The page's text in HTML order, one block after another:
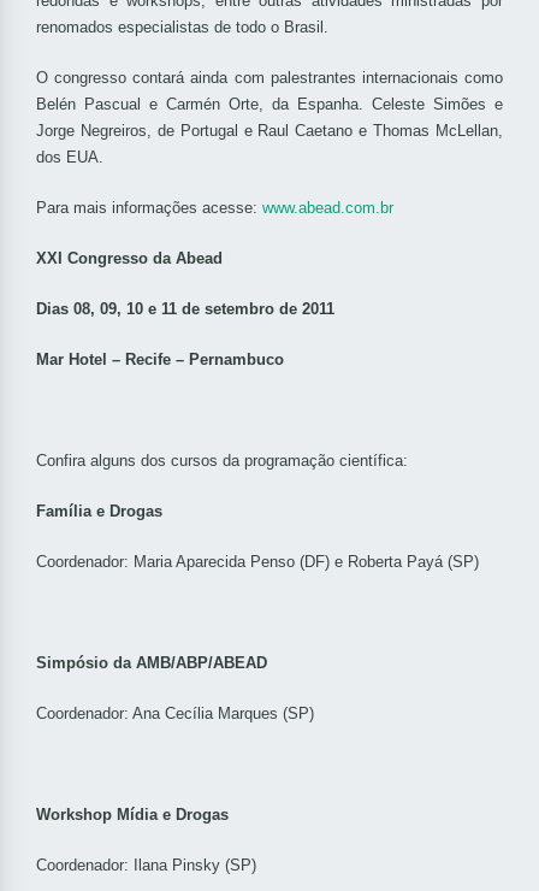
renomados especialistas de todo o Brasil.
O congresso contará ainda com palestrantes internacionais como
Belén Pascual e Carmén Orte, da Espanha. Celeste Simões e
Jorge Negreiros, de Portugal e Raul Caetano e Thomas McLellan,
dos EUA.
Para mais informações acesse: www.abead.com.br
XXI Congresso da Abead
Dias 08, 09, 10 e 11 de setembro de 2011
Mar Hotel – Recife – Pernambuco
Confira alguns dos cursos da programação científica:
Família e Drogas
Coordenador: Maria Aparecida Penso (DF) e Roberta Payá (SP)
Simpósio da AMB/ABP/ABEAD
Coordenador: Ana Cecília Marques (SP)
Workshop Mídia e Drogas
Coordenador: Ilana Pinsky (SP)